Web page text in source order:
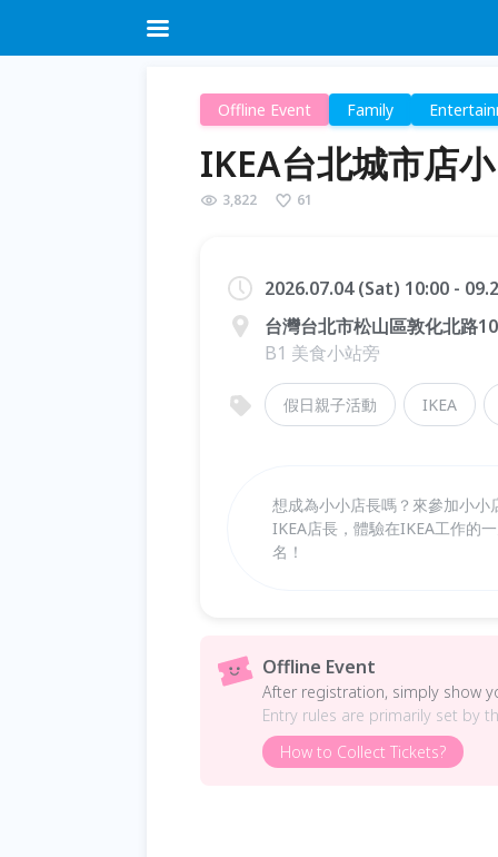
Offline Event Family
IKEA台北城市店
3,822 61
2026.07.04 (Sat) 10:00 -
台灣台北市松山區敦化北路
B1 美食小站旁
假日親子活動 IKEA
想成為小小店長嗎？來參加小
IKEA店長，體驗在IKEA工作的
名！
Offline Event
After registration, simply show
Entry rules are primarily set by
How to Collect Tickets?